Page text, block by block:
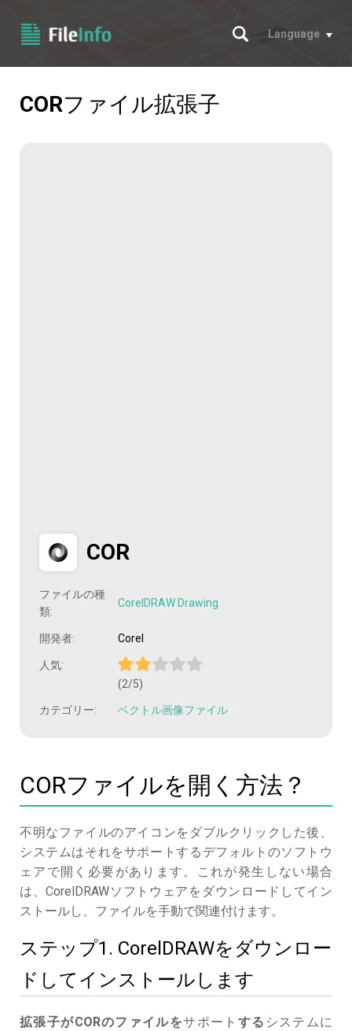
サーチ
Language
CORファイル拡張子
COR
ファイルの種
類:
CorelDRAW Drawing
開発者: Corel
人気:
(2/5)
カテゴリー: ベクトル画像ファイル
CORファイルを開く方法？
不明なファイルのアイコンをダブルクリックした後、
システムはそれをサポートするデフォルトのソフトウ
ェアで開く必要があります。これが発生しない場合
は、CorelDRAWソフトウェアをダウンロードしてイン
ストールし、ファイルを手動で関連付けます。
ステップ1. CorelDRAWをダウンロー
ドしてインストールします
拡張子がCORのファイルをサポート する システムに